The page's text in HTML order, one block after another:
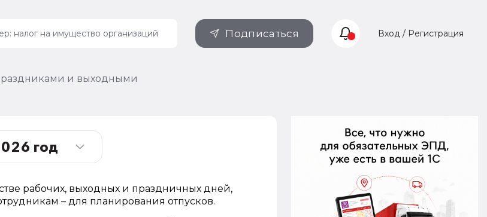
Подписаться Вход / Регистрация
и выходными
рабочих, выходных и праздничных дней,
– для планирования отпусков.